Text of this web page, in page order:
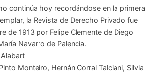
continúa hoy recordándose en la primera
la Revista de Derecho Privado fue
de 1913 por Felipe Clemente de Diego
Navarro de Palencia.
Alabart
Monteiro, Hernán Corral Talciani, Silvia